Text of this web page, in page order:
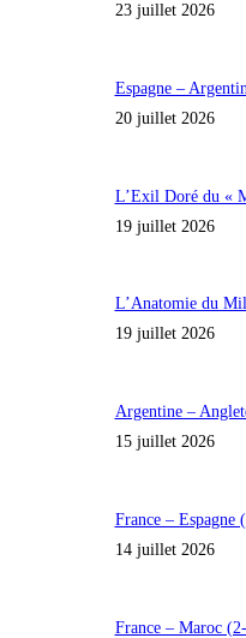
23 juillet 2026
Espagne –
20 juillet 2026
L’Exil Doré du «
19 juillet 2026
L’Anatomie du
19 juillet 2026
Argentine –
15 juillet 2026
France – Espagne
14 juillet 2026
France – Maroc